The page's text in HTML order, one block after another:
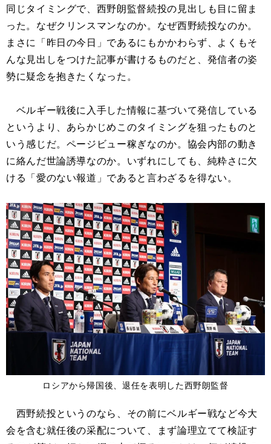
同じタイミングで、西野朗監督続投の見出しも目に留ま
った。なぜクリンスマンなのか。なぜ西野続投なのか。
まさに「昨日の今日」であるにもかかわらず、よくもそ
んな見出しをつけた記事が書けるものだと、発信者の姿
勢に疑念を抱きたくなった。
ベルギー戦後に入手した情報に基づいて発信している
というより、あらかじめこのタイミングを狙ったものと
いう感じだ。ページビュー稼ぎなのか。協会内部の動き
に絡んだ世論誘導なのか。いずれにしても、純粋さに欠
ける「愛のない報道」であると言わざるを得ない。
ロシアから帰国後、退任を表明した西野朗監督
西野続投というのなら、その前にベルギー戦など今大
会を含む就任後の采配について、まず論理立てて検証す